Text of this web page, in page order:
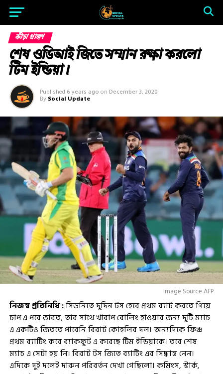
ক্রীড়া প্রাঙ্গণ
শেষ ওডিআই জিতে সম্মান রক্ষা করলো
টিম ইন্ডিয়া।
Published 6 years ago on December 3, 2020
By Social Update
Image Source AFP
নিজস্ব প্রতিনিধি :সিডনিতে দুদিন টস হেরে প্রথম ব্যাট করতে গিয়ে
চাপ এ পরে ভারত, তার সাথে খারাপ বোলিং হাওয়ার জন্য দুটি ম্যাচ
এ একটিও জিততে পারেনি বিরাট কোহলির দল। অন্যদিকে ফিঞ্চ
প্রথম ব্যাটিং করে ব্যাকফুট এ করেছে টিম ইন্ডিয়াকে। তবে শেষ
ম্যাচ এ সেটা হয় নি। বিরাট টস জিতে ব্যাটিং এর সিদ্ধান্ত নেন।
এদিকে দুই দলেই দারুন পরিবর্তন দেখা গেছিলো। কমিংস, স্টার্ক,